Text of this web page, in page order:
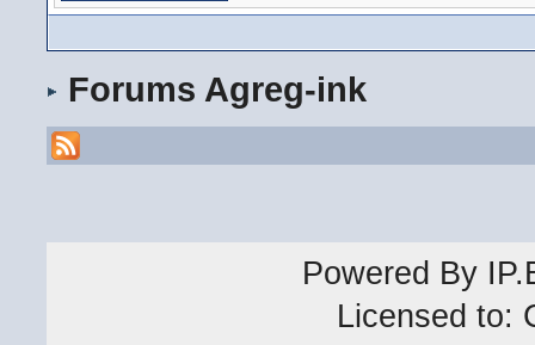
Forums Agreg-ink
Powered By
Licensed to: